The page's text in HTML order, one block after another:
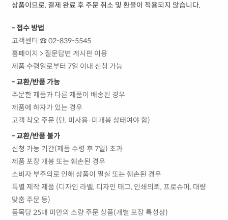
상품이므로, 결제 완료 후 주문 취소 및 환불이 적용되지 않습니다.
- 접수 방법
고객센터 ☎ 02-839-5545
홈페이지 > 질문답변 게시판 이용
제품 수령일로부터 7일 이내 신청 가능
- 교환/반품 가능
주문한 제품과 다른 제품이 배송된 경우
제품에 하자가 있는 경우
고객 착오 주문 (단, 미사용·미개봉 상태여야 함)
- 교환/반품 불가
신청 가능 기간(제품 수령 후 7일) 초과
제품 포장 개봉 또는 훼손된 경우
소비자 부주의로 인해 상품이 멸실 또는 훼손된 경우
특별 제작 제품 (디자인 라벨, 디자인 태그, 인쇄의뢰, 프로슈머, 대량
맞춤 주문 등)
품목당 25매 미만의 소량 주문 상품(개별 포장 특성상)